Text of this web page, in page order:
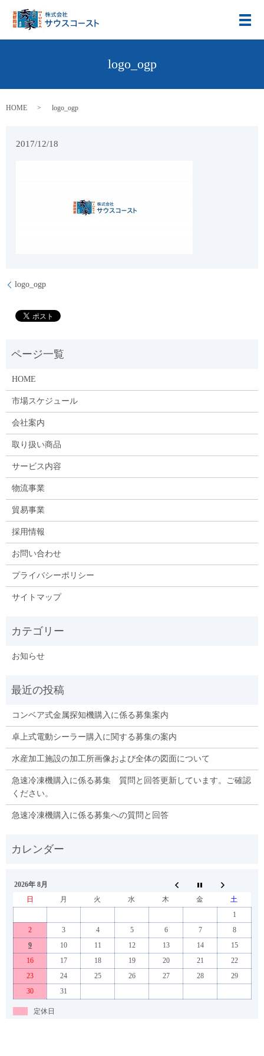
メ
logo_ogp
HOME logo_ogp
2017/12/18
logo_ogp
HOME
市場スケジュール
会社案内
取り扱い商品
サービス内容
物流事業
貿易事業
採用情報
お問い合わせ
プライバシーポリシー
サイトマップ
お知らせ
コンベア式金属探知機購入に係る募集案内
卓上式電動シーラー購入に関する募集の案内
水産加工施設の加工所画像および全体の図面について
急速冷凍機購入に係る募集 質問と回答更新しています。ご確認
ください。
急速冷凍機購入に係る募集への質問と回答
2026年 8月
日
月 火 水 木 金
土
1
2
3 4 5 6 7
8
9
10 11 12 13 14
15
16
17 18 19 20 21
22
23
24 25 26 27 28
29
30
31
定休日